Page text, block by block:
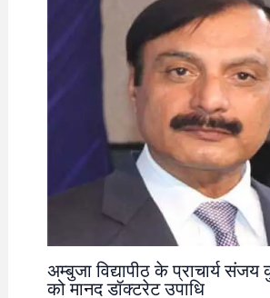
अम्बुजा विद्यापीठ के प्राचार्य संजय
को मानद डॉक्टरेट उपाधि